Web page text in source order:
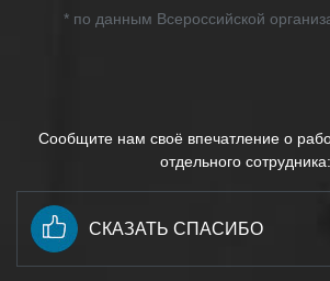
* по данным Всероссийской
Сообщите нам своё впечатление о
отдельного сотрудника:
СКАЗАТЬ СПАСИБО